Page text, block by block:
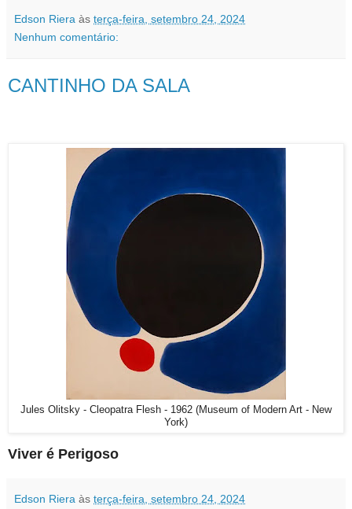
Edson Riera às terça-feira, setembro 24, 2024
Nenhum comentário:
CANTINHO DA SALA
Jules Olitsky - Cleopatra Flesh - 1962 (Museum of Modern Art - New
York)
Viver é Perigoso
Edson Riera às terça-feira, setembro 24, 2024